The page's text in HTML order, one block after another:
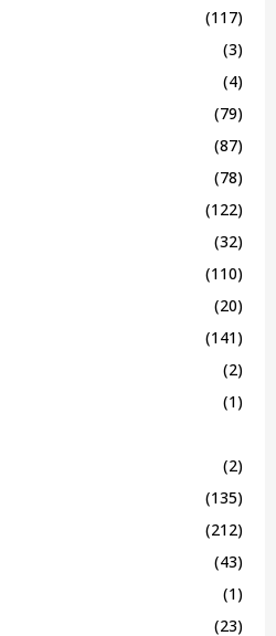
(117)
(3)
(4)
(79)
(87)
(78)
(122)
(32)
(110)
(20)
(141)
(2)
(1)
(2)
(135)
(212)
(43)
(1)
(23)